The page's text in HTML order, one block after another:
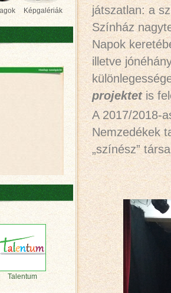
játszatlan: a
Színház
Napok
illetve
projektetis
A 2017/2018-
Nemzedékek
„színész”
Képgalériák
Talentum